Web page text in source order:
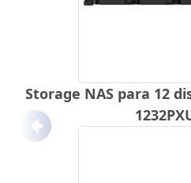
Storage NAS para 12
Anterior